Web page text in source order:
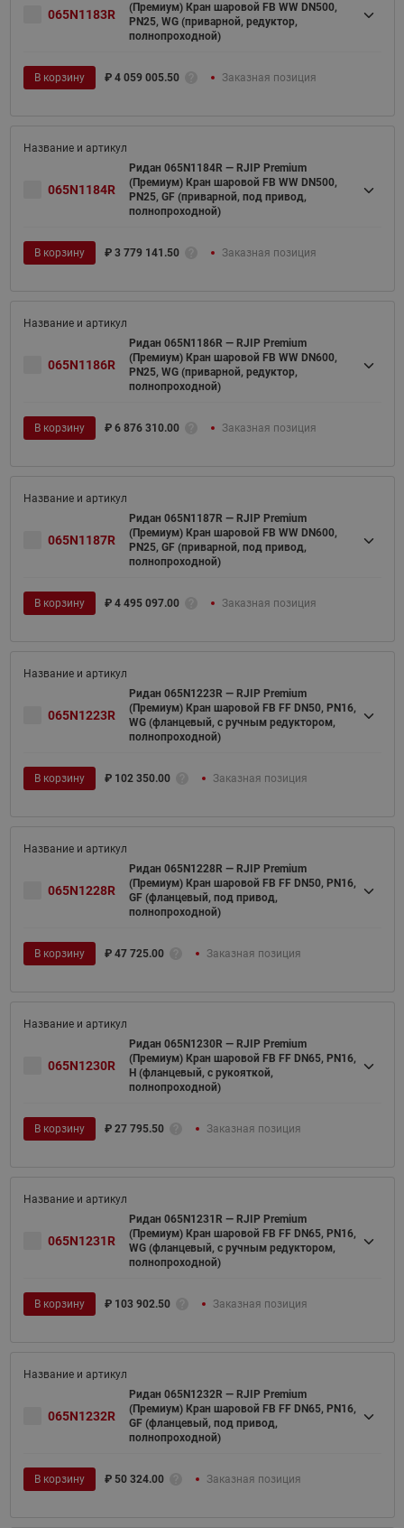
065N1183R
(Премиум) Кран шаровой FB WW DN500,
PN25, WG (приварной, редуктор,
полнопроходной)
В корзину ₽ 4 059 005.50 Заказная позиция
065N1184R
Ридан 065N1184R — RJIP Premium
(Премиум) Кран шаровой FB WW DN500,
PN25, GF (приварной, под привод,
полнопроходной)
В корзину ₽ 3 779 141.50 Заказная позиция
065N1186R
Ридан 065N1186R — RJIP Premium
(Премиум) Кран шаровой FB WW DN600,
PN25, WG (приварной, редуктор,
полнопроходной)
В корзину ₽ 6 876 310.00 Заказная позиция
065N1187R
Ридан 065N1187R — RJIP Premium
(Премиум) Кран шаровой FB WW DN600,
PN25, GF (приварной, под привод,
полнопроходной)
В корзину ₽ 4 495 097.00 Заказная позиция
065N1223R
Ридан 065N1223R — RJIP Premium
(Премиум) Кран шаровой FB FF DN50, PN16,
WG (фланцевый, с ручным редуктором,
полнопроходной)
В корзину ₽ 102 350.00 Заказная позиция
065N1228R
Ридан 065N1228R — RJIP Premium
(Премиум) Кран шаровой FB FF DN50, PN16,
GF (фланцевый, под привод,
полнопроходной)
В корзину ₽ 47 725.00 Заказная позиция
065N1230R
Ридан 065N1230R — RJIP Premium
(Премиум) Кран шаровой FB FF DN65, PN16,
H (фланцевый, с рукояткой,
полнопроходной)
В корзину ₽ 27 795.50 Заказная позиция
065N1231R
Ридан 065N1231R — RJIP Premium
(Премиум) Кран шаровой FB FF DN65, PN16,
WG (фланцевый, с ручным редуктором,
полнопроходной)
В корзину ₽ 103 902.50 Заказная позиция
065N1232R
Ридан 065N1232R — RJIP Premium
(Премиум) Кран шаровой FB FF DN65, PN16,
GF (фланцевый, под привод,
полнопроходной)
В корзину ₽ 50 324.00 Заказная позиция